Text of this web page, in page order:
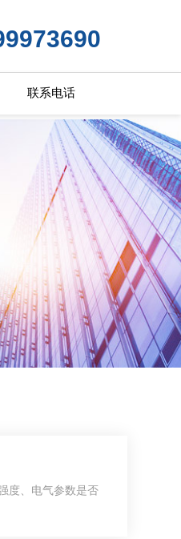
联系电话
度、电气参数是否